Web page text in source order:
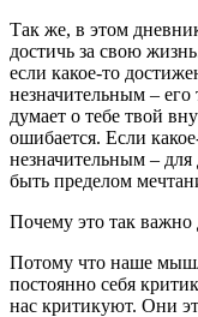
Так же, в этом
достичь за свою
если какое-то
незначительным –
думает о тебе твой
ошибается. Если
незначительным –
быть пределом
Почему это так важно
Потому что наше
постоянно себя
нас критикуют. Они